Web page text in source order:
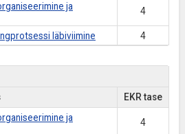
ja
4
läbiviimine 4
EKR tase
ja
4